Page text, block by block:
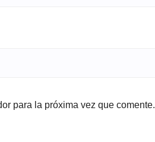
para la próxima vez que comente.